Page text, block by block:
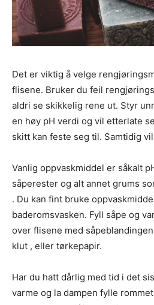
Det er viktig å velge
flisene. Bruker du feil
aldri se skikkelig rene ut. Styr
en høy pH verdi og vil etterlate
skitt kan feste seg til. Samtidig
Vanlig oppvaskmiddel er såkalt
såperester og alt annet grums
. Du kan fint bruke
baderomsvasken. Fyll såpe og
over flisene med
klut , eller tørkepapir.
Har du hatt dårlig med tid i det
varme og la dampen fylle